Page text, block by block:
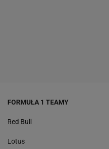
FORMUŁA 1 TEAMY
Red Bull
Lotus